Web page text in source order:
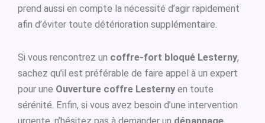
prend aussi en compte la nécessité d’agir rapidement
afin d’éviter toute détérioration supplémentaire.
Si vous rencontrez un coffre-fort bloqué Lesterny,
sachez qu’il est préférable de faire appel à un expert
pour une Ouverture coffre Lesterny en toute
sérénité. Enfin, si vous avez besoin d’une intervention